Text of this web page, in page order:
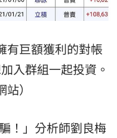
巨額獲利的對帳
入群組一起投資。
）
！」分析師劉良梅